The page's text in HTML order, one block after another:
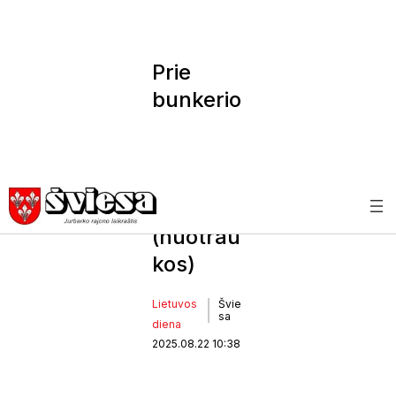
Prie
bunkerio
akmeniu
(nuotrau
kos)
Lietuvos
diena
Švie
sa
2025.08.22 10:38